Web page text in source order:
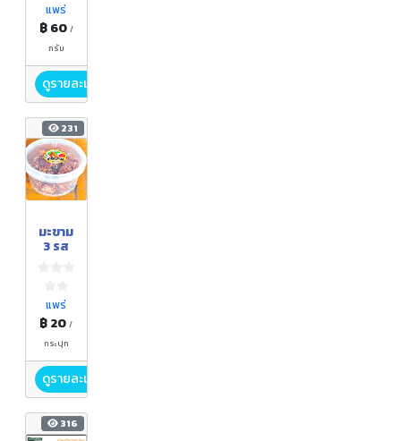
แพร่
฿ 60 /
กรัม
ดูรายละเอียด
231
มะขาม
3 รส
แพร่
฿ 20/
กระปุก
ดูรายละเอียด
316